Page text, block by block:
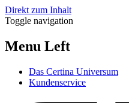
Direkt zum Inhalt
Toggle navigation
Menu Left
Das Certina Universum
Kundenservice